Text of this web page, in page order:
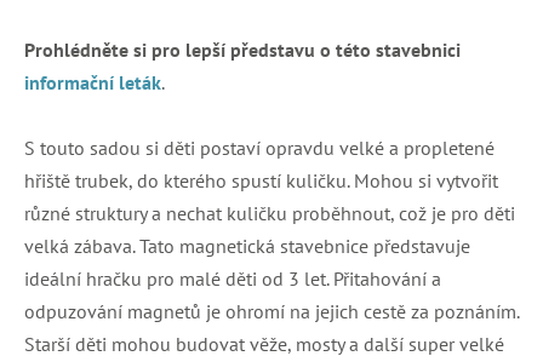
Prohlédněte si pro lepší představu o této stavebnici
informační leták.
S touto sadou si děti postaví opravdu velké a propletené
hřiště trubek, do kterého spustí kuličku. Mohou si vytvořit
různé struktury a nechat kuličku proběhnout, což je pro děti
velká zábava. Tato magnetická stavebnice představuje
ideální hračku pro malé děti od 3 let. Přitahování a
odpuzování magnetů je ohromí na jejich cestě za poznáním.
Starší děti mohou budovat věže, mosty a další super velké